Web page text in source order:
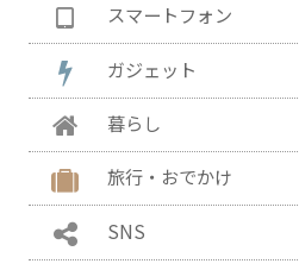
スマートフォン
ガジェット
暮らし
旅行・おでかけ
SNS